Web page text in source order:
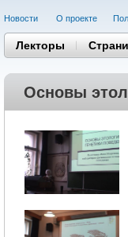
Новости О проекте
Лекторы
Основы